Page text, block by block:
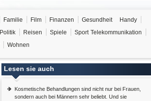
Familie Film Finanzen Gesundheit
Handy
Politik Reisen Spiele Sport Telekommunikation
Wohnen
Lesen sie auch
Kosmetische Behandlungen sind nicht nur bei Frauen,
sondern auch bei Männern sehr beliebt. Und sie